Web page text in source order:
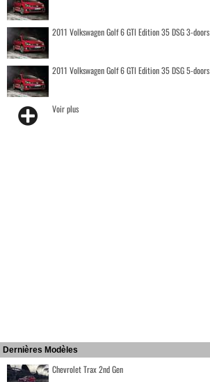
2011 Volkswagen Golf 6 GTI Edition 35 DSG 3-doors
2011 Volkswagen Golf 6 GTI Edition 35 DSG 5-doors
Voir plus
Dernières Modèles
Chevrolet Trax 2nd Gen